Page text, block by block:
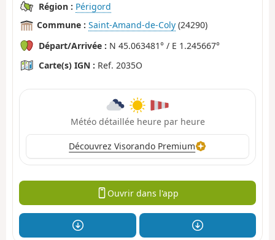
Région : Périgord
Commune : Saint-Amand-de-Coly (24290)
Départ/Arrivée : N 45.063481° / E 1.245667°
Carte(s) IGN : Ref. 2035O
Météo détaillée heure par heure
Découvrez Visorando Premium
Ouvrir dans l'app